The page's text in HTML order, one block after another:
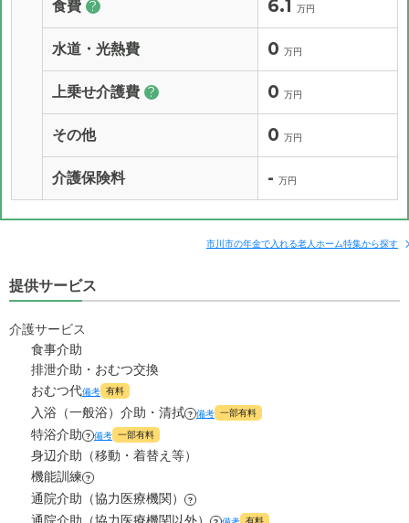
食費 ? 6.1 万円
水道・光熱費 0 万円
上乗せ介護費 ? 0 万円
その他 0 万円
介護保険料 - 万円
市川市の年金で入れる老人ホーム特集から探す
提供サービス
介護サービス
食事介助
排泄介助・おむつ交換
おむつ代備考 有料
入浴（一般浴）介助・清拭 ? 備考 一部有料
特浴介助 ? 備考 一部有料
身辺介助（移動・着替え等）
機能訓練 ?
通院介助（協力医療機関） ?
有料